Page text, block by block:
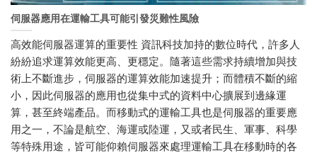
伺服器應用在運輸工具可能引發災難性風險
高效能伺服器運算的重要性 資訊科技加持的數位時代，許多人
紛紛追求運算效能更高、更穩定。隨著這些需求持續增加與技
術上不斷進步，伺服器的運算效能加速提升；而體積不斷的縮
小，因此伺服器的應用也從集中式的資料中心擴展到邊緣運
算，甚至終端產品。而移動式的運輸工具也是伺服器的重要應
用之一，不論是航空、海運或陸運，又或者民生、軍事、科學
等特殊用途，皆可能仰賴伺服器來處理運輸工具在移動時的各